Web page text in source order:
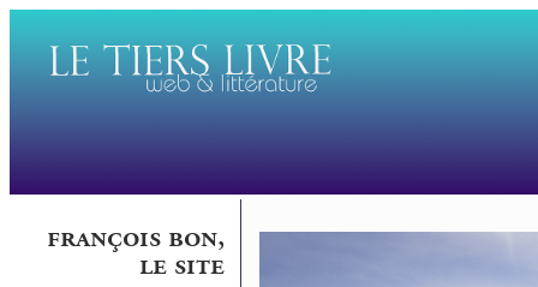
françois bon,
le site